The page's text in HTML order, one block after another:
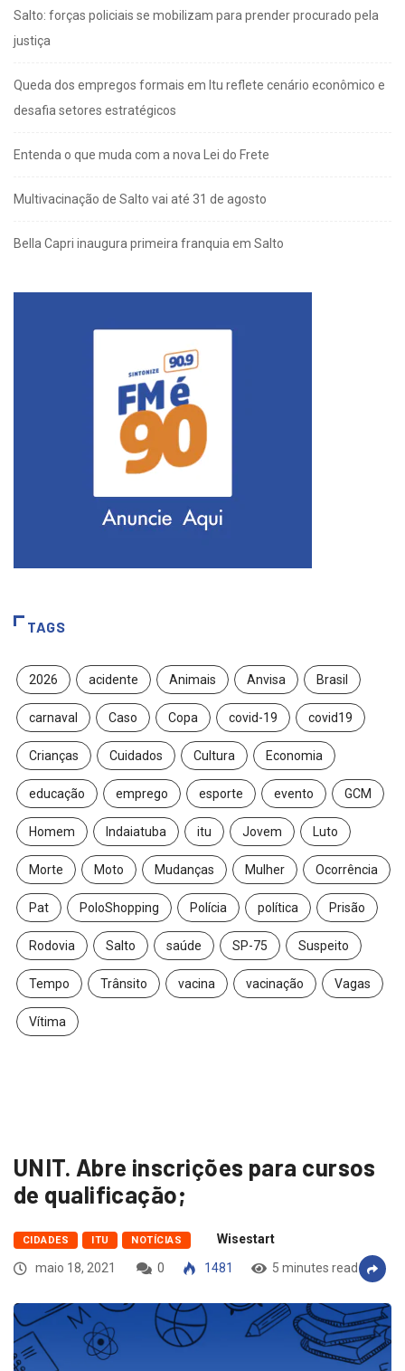
Salto: forças policiais se mobilizam para prender procurado pela
justiça
Queda dos empregos formais em Itu reflete cenário econômico e
desafia setores estratégicos
Entenda o que muda com a nova Lei do Frete
Multivacinação de Salto vai até 31 de agosto
Bella Capri inaugura primeira franquia em Salto
TAGS
2026 acidente Animais Anvisa Brasil
carnaval Caso Copa covid-19 covid19
Crianças Cuidados Cultura Economia
educação emprego esporte evento GCM
Homem Indaiatuba itu Jovem Luto
Morte Moto Mudanças Mulher Ocorrência
Pat PoloShopping Polícia política Prisão
Rodovia Salto saúde SP-75 Suspeito
Tempo Trânsito vacina vacinação Vagas
Vítima
UNIT. Abre inscrições para cursos
de qualificação;
CIDADES ITU NOTÍCIAS
Wisestart
maio 18, 2021
0 1481 5 minutes read